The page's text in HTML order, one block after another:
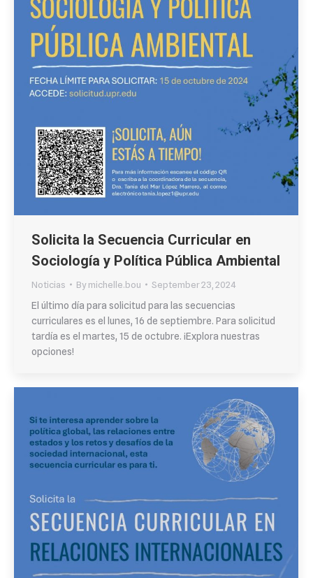
Solicita la Secuencia Curricular en
Sociología y Política Pública Ambiental
Noticias Bymichelle.bou
September 23, 2024
El último día para solicitud para las secuencias
curriculares es el lunes, 16 de septiembre. Para solicitud
tardía es el martes, 15 de octubre. ¡Explora nuestras
opciones!